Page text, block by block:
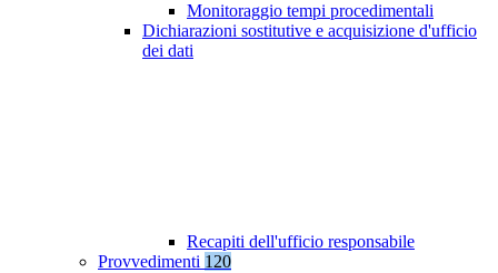
Monitoraggio tempi procedimentali
Dichiarazioni sostitutive e acquisizione d'ufficio
dei dati
Recapiti dell'ufficio responsabile
Provvedimenti 120